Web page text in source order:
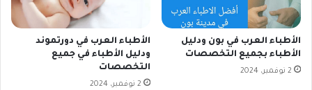
الأطباء العرب في بون ودليل
الأطباء بجميع التخصصات
2 نوفمبر، 2024
الأطباء العرب في دورتموند
ودليل الأطباء في جميع
التخصصات
2 نوفمبر، 2024